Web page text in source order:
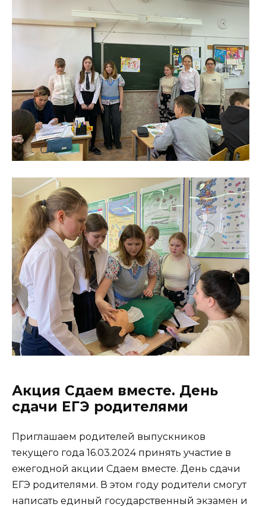
Акция Сдаем вместе. День
сдачи ЕГЭ родителями
Приглашаем родителей выпускников
текущего года 16.03.2024 принять участие в
ежегодной акции Сдаем вместе. День сдачи
ЕГЭ родителями. В этом году родители смогут
написать единый государственный экзамен и